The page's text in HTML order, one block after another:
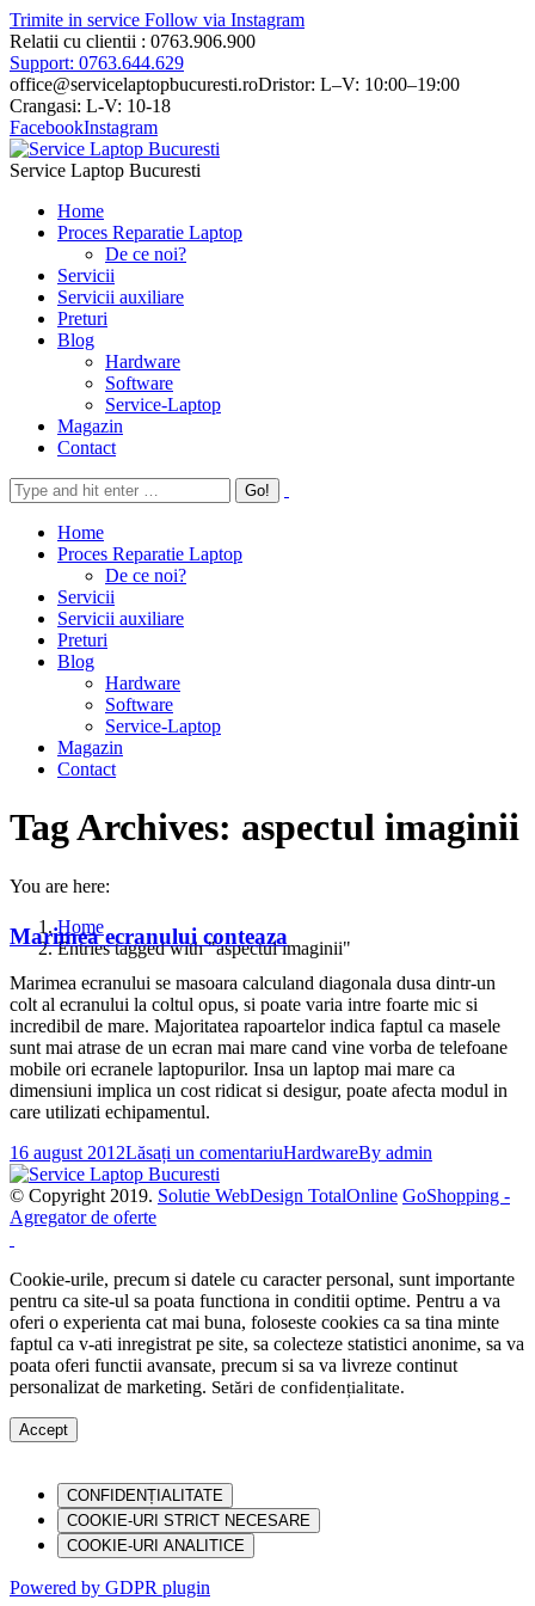
Trimite in service Follow via Instagram
Relatii cu clientii : 0763.906.900
Support: 0763.644.629
office@servicelaptopbucuresti.roDristor: L–V: 10:00–19:00
Crangasi: L-V: 10-18
FacebookInstagram
Service Laptop Bucuresti
Home
Proces Reparatie Laptop
De ce noi?
Servicii
Servicii auxiliare
Preturi
Blog
Hardware
Software
Service-Laptop
Magazin
Contact
Home
Proces Reparatie Laptop
De ce noi?
Servicii
Servicii auxiliare
Preturi
Blog
Hardware
Software
Service-Laptop
Magazin
Contact
Tag Archives: aspectul imaginii
You are here:
Home
Entries tagged with "aspectul imaginii"
Marimea ecranului conteaza
Marimea ecranului se masoara calculand diagonala dusa dintr-un
colt al ecranului la coltul opus, si poate varia intre foarte mic si
incredibil de mare. Majoritatea rapoartelor indica faptul ca masele
sunt mai atrase de un ecran mai mare cand vine vorba de telefoane
mobile ori ecranele laptopurilor. Insa un laptop mai mare ca
dimensiuni implica un cost ridicat si desigur, poate afecta modul in
care utilizati echipamentul.
16 august 2012Lăsați un comentariuHardwareBy admin
© Copyright 2019. Solutie WebDesign TotalOnline GoShopping -
Agregator de oferte
Cookie-urile, precum si datele cu caracter personal, sunt importante
pentru ca site-ul sa poata functiona in conditii optime. Pentru a va
oferi o experienta cat mai buna, foloseste cookies ca sa tina minte
faptul ca v-ati inregistrat pe site, sa colecteze statistici anonime, sa va
poata oferi functii avansate, precum si sa va livreze continut
personalizat de marketing. Setări de confidențialitate.
Accept
CONFIDENȚIALITATE
COOKIE-URI STRICT NECESARE
COOKIE-URI ANALITICE
Powered by GDPR plugin